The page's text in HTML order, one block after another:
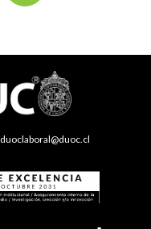
duoclaboral@duoc.cl